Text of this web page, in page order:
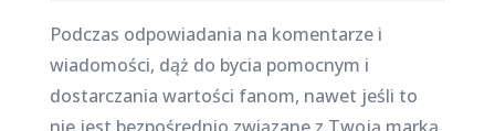
Podczas odpowiadania na komentarze i
wiadomości, dąż do bycia pomocnym i
dostarczania wartości fanom, nawet jeśli to